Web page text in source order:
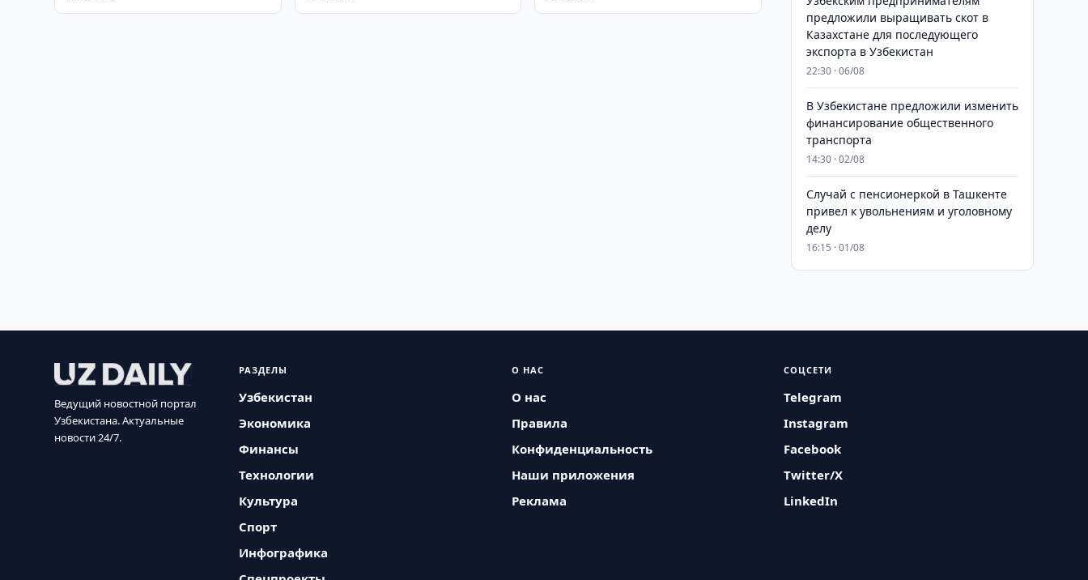
предложили выращивать скот в
Казахстане для последующего
экспорта в Узбекистан
22:30 · 06/08
В Узбекистане предложили изменить
финансирование общественного
транспорта
14:30 · 02/08
Случай с пенсионеркой в Ташкенте
привел к увольнениям и уголовному
делу
16:15 · 01/08
Ведущий новостной портал
Узбекистана. Актуальные
новости 24/7.
РАЗДЕЛЫ
Узбекистан
Экономика
Финансы
Технологии
Культура
Спорт
Инфографика
О НАС
О нас
Правила
Конфиденциальность
Наши приложения
Реклама
СОЦСЕТИ
Telegram
Instagram
Facebook
Twitter/X
LinkedIn